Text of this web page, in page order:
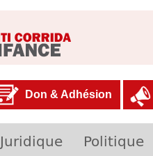
Don & Adhésion
Juridique Politique